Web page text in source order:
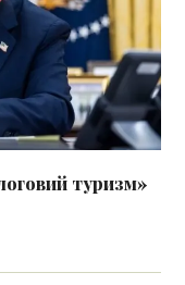
туризм»